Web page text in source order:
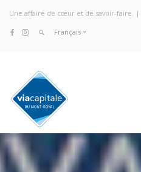
Une affaire de cœur et de savoir-faire. |
Français